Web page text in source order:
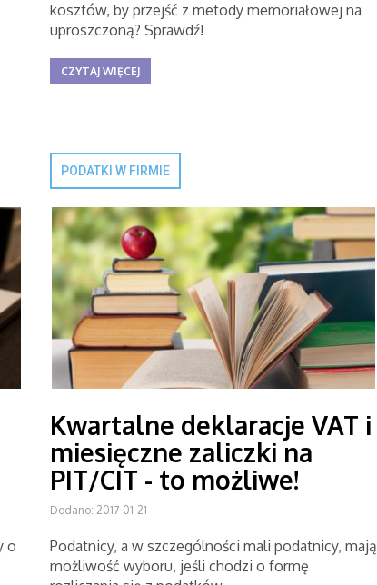
kosztów, by przejść z metody memoriałowej na
uproszczoną? Sprawdź!
CZYTAJ WIĘCEJ
o
PODATKI W FIRMIE
Kwartalne deklaracje VAT i
miesięczne zaliczki na
PIT/CIT - to możliwe!
Dodano: 2017-01-21
Podatnicy, a w szczególności mali podatnicy, mają
możliwość wyboru, jeśli chodzi o formę